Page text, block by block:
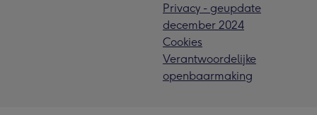
Privacy - geupdate
december 2024
Cookies
Verantwoordelijke
openbaarmaking